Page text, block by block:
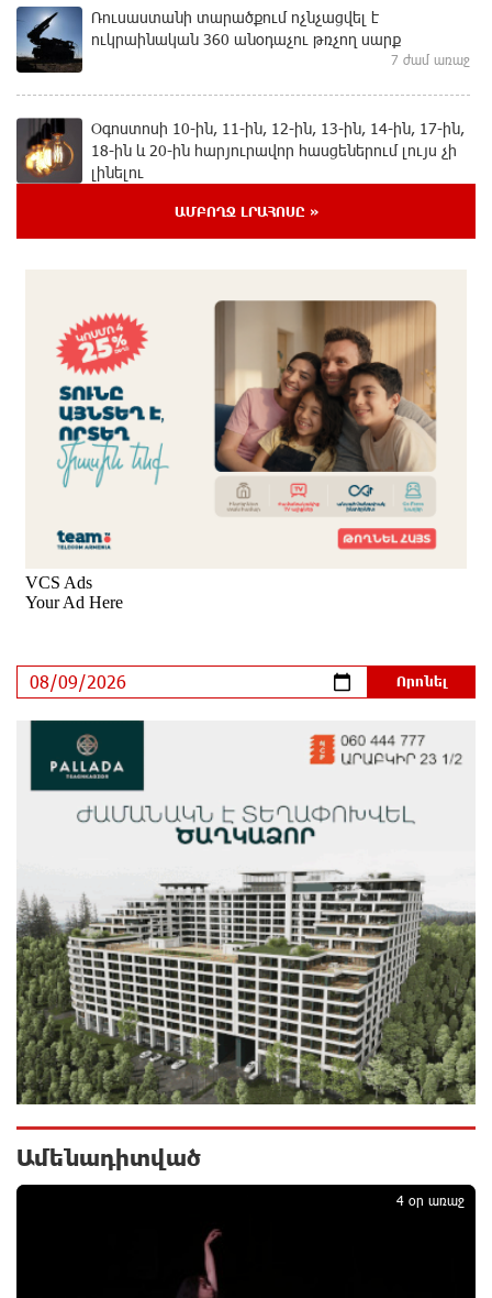
Ռուսաստանի տարածքում ոչնչացվել է
ուկրաինական 360 անօդաչու թռչող սարք
7 ժամ առաջ
Օգոստոսի 10-ին, 11-ին, 12-ին, 13-ին, 14-ին, 17-ին,
18-ին և 20-ին հարյուրավոր հասցեներում լույս չի
լինելու
7 ժամ առաջ
Ադրբեջանի Սարով գյուղում տանը 18-ամյա աղջկա
դի է հայտնաբերվել
8 ժամ առաջ
Հայհիդրոմետի տնօրենը գրել է
8 ժամ առաջ
Արտակարգ դեպք՝ Երևանում․ կոտրել են «Հույս
բոլոր մարդկանց» հիմնադրամի շենքի
Ալիևն ու Թրամփը հեռախոսազրույց են ունեցել
9 ժամ առաջ
«Ինտեր»-ը հաղթեց «Յուվենտուս»-ին
Քրեական վարույթի շրջանակում անձի անձնական
և ընտանեկան կյանքին առնչվող տվյալների
անհարկի հրապարակումն անթույլատրելի է. ՄԻՊ
9 ժամ առաջ
Զելենսկին ու Վուչիչը քննարկել են
համագործակցությունն ընդլայնելու
9 ժամ առաջ
Հրդեհի ահազանգ Սայաթ-Նովա պողոտայում.
ԱՄԲՈՂՋ ԼՐԱՀՈՍԸ »
Ամենադիտված
4 օր առաջ
1